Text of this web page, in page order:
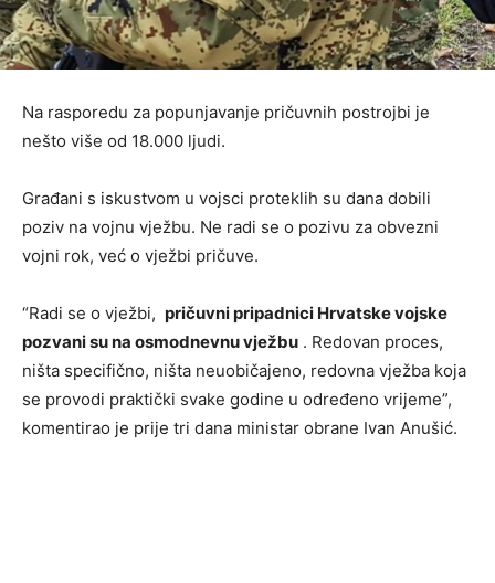
Na rasporedu za popunjavanje pričuvnih postrojbi je
nešto više od 18.000 ljudi.
Građani s iskustvom u vojsci proteklih su dana dobili
poziv na vojnu vježbu. Ne radi se o pozivu za obvezni
vojni rok, već o vježbi pričuve.
“Radi se o vježbi, pričuvni pripadnici Hrvatske vojske
pozvani su na osmodnevnu vježbu . Redovan proces,
ništa specifično, ništa neuobičajeno, redovna vježba koja
se provodi praktički svake godine u određeno vrijeme”,
komentirao je prije tri dana ministar obrane Ivan Anušić.